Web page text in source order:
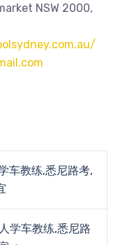
NSW 2000,
车教练,悉尼路考,
学车教练,悉尼路